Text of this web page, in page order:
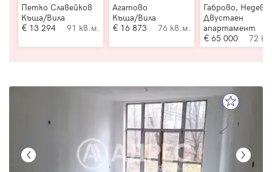
Петко Славейков
Къща/Вила
13 294
91 кв.м.
Агатово
Къща/Вила
16 873
76 кв.м.
Габрово,
Двустаен
апартамент
65 000
72